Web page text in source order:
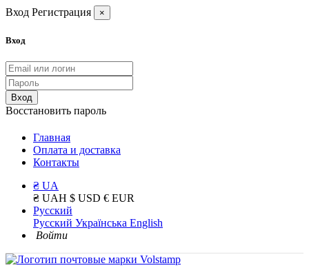
Вход Регистрация ×
Вход
Вход
Восстановить пароль
Главная
Оплата и доставка
Контакты
₴ UA
₴ UAH $ USD € EUR
Русский
Русский Українська English
Войти